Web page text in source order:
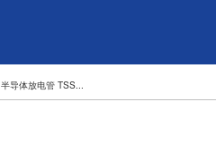
半导体放电管 TSS...